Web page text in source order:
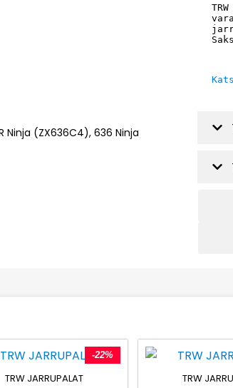
(ZX636C4), 636 Ninja
-22%
TRW JARRUPALAT TRW